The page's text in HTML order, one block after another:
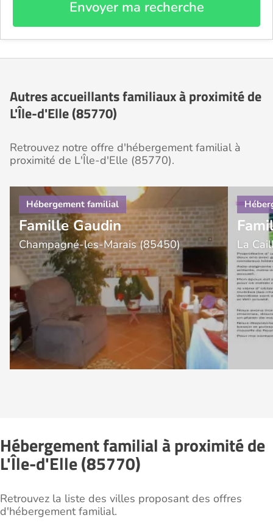
Envoyer ma recherche
Autres accueillants familiaux à proximité de
L'Île-d'Elle (85770)
Retrouvez notre offre d'hébergement familial à
proximité de L'Île-d'Elle (85770).
Famille Gaudin
Champagné-les-Marais (85450) La
Hébergement familial à proximité de
L'Île-d'Elle (85770)
Retrouvez la liste des villes proposant des offres
d'hébergement familial.